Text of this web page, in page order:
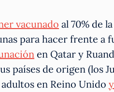
vacunado al 70% de
para hacer frente a
en Qatar y
países de origen (los
en Reino Unido